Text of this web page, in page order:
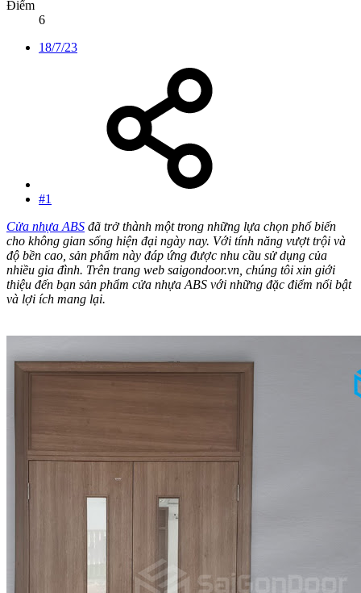
Điểm
6
18/7/23
#1
Cửa nhựa ABS đã trở thành một trong những lựa chọn phổ biến
cho không gian sống hiện đại ngày nay. Với tính năng vượt trội và
độ bền cao, sản phẩm này đáp ứng được nhu cầu sử dụng của
nhiều gia đình. Trên trang web saigondoor.vn, chúng tôi xin giới
thiệu đến bạn sản phẩm cửa nhựa ABS với những đặc điểm nổi bật
và lợi ích mang lại.